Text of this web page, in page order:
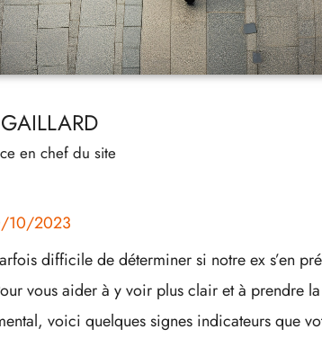
en chef du site
10/2023
difficile de déterminer si notre ex s’en
vous aider à y voir plus clair et à prendre
voici quelques signes indicateurs que